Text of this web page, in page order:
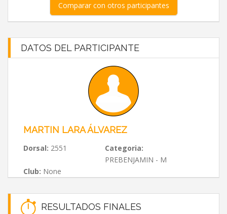
Comparar con otros participantes
DATOS DEL PARTICIPANTE
MARTIN LARA ÁLVAREZ
Dorsal: 2551
Categoria:
PREBENJAMIN - M
Club: None
RESULTADOS FINALES